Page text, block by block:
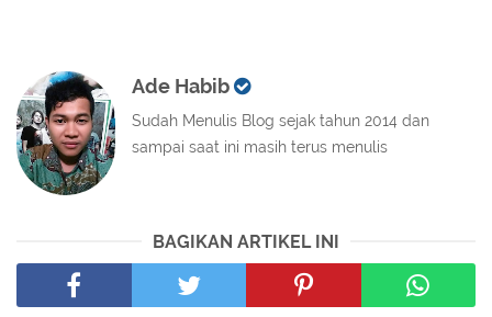
Ade Habib
Sudah Menulis Blog sejak tahun 2014 dan
sampai saat ini masih terus menulis
BAGIKAN ARTIKEL INI